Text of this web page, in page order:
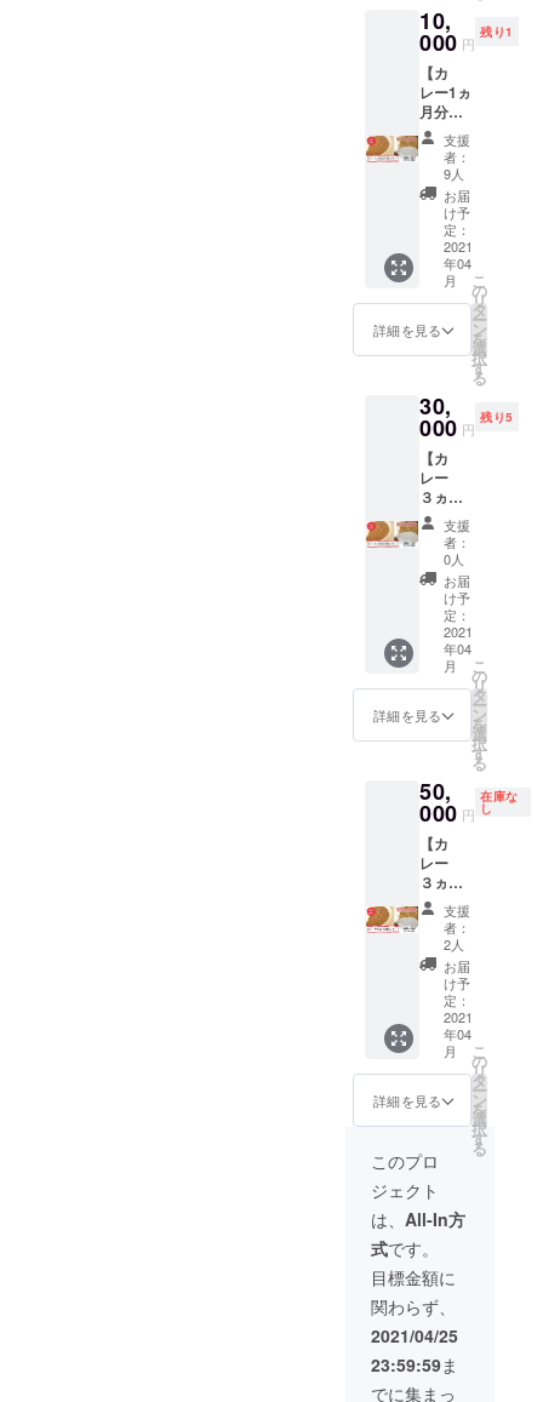
品】 ・
カレー5
食 (鶏
そぼろ
カレー
×3個・
豚バラ
軟骨カ
レー×2
個) ・サ
トウの
ごはん5
食パッ
ク ・さ
ばの水
煮缶 ・
さばの
・じゃ
がりこ
（サラ
ダ味・
チーズ
味・
じゃが
バター
味 各1
個） ・
まし
た。こ
の機会
に自分
やご家
族に仕
送りを
送って
みては
いかが
でしょ
うか？
※オプ
ション
より辛
さをお
選びく
品】 ・
カレー
10食
(鶏そぼ
ろカ
レー×5
個・豚
バラ軟
骨カ
レー×5
個) ・サ
トウの
ごはん5
食パッ
ク×2 ・
旨辛日
野出豚
工品) ・
半田手
延ふし
めん(手
延べ干
しめん)
・オタ
フク
ソース
(ベジタ
ブル＆
フルー
ツ) ・お
米だけ
でつ
日本生
まれの
いド
レッシ
ング ・
黒蜜き
・吉田
松陰ポ
テト
チップ
ス(ゆず
塩味) ・
さばの
味噌煮
10,
000 円
残り1
【カ
レー1ヵ
月分リ
ター
ン】 鶏
そぼろ
入りレ
トルト
カレー
と豚バ
ラ軟骨
入りレ
トルト
カレー
の全種
類の辛
口・中
辛・辛
口・激
辛）を
各3個の
とラン
ダムで7
食分を
足した
【1か月
分】の
カレー
をお送
りする
コース
です。
支援
者：
9人
お届
け予
定：
2021
年04
月
詳細を見る
こ
の
リ
タ
ー
ン
を
選
択
す
る
30,
000 円
残り5
【カ
レー
３ヵ月
分リ
ター
ン】 鶏
そぼろ
入りレ
トルト
カレー
と豚バ
ラ軟骨
入りレ
トルト
カレー
の全種
さ（甘
口・中
辛・辛
口・激
辛）を
各11個
とラン
ダムで5
食分を
足した
【3か月
分】の
カレー
をお送
りする
コース
です。
支援
者：
0人
お届
け予
定：
2021
年04
月
詳細を見る
こ
の
リ
タ
ー
ン
を
選
択
す
る
50,
000 円
在庫な
し
【カ
レー
３ヵ月
分リ
ター
ン】 鶏
そぼろ
入りレ
トルト
カレー
と豚バ
ラ軟骨
入りレ
トルト
カレー
の全種
類の辛
さ（甘
口・中
辛・辛
口・激
辛）を
各10個
とラン
ダムで2
食分を
足した
【半年
分】の
支援
者：
2人
お届
け予
定：
2021
年04
月
詳細を見る
こ
の
リ
タ
ー
ン
を
選
択
す
る
このプロ
ジェクト
は、 All-In方
式です。
目標金額に
関わらず、
2021/04/25
23:59:59ま
でに集まっ